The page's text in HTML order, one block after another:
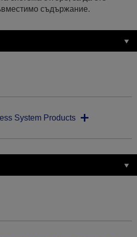
съдържание.
System Products